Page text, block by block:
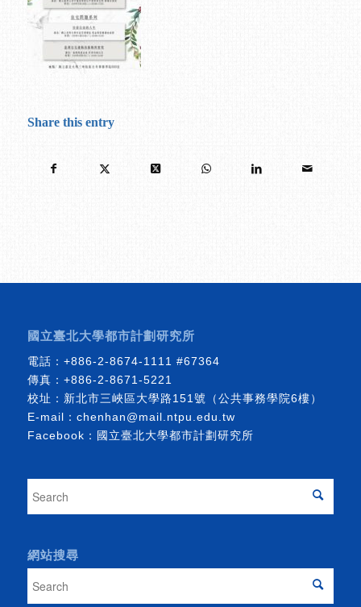
Share this entry
國立臺北大學都市計劃研究所
電話： +886-2-8674-1111 #67364
傳真：+886-2-8671-5221
校址：新北市三峽區大學路151號（公共事務學院6樓）
E-mail： chenhan@mail.ntpu.edu.tw
Facebook： 國立臺北大學都市計劃研究所
網站搜尋